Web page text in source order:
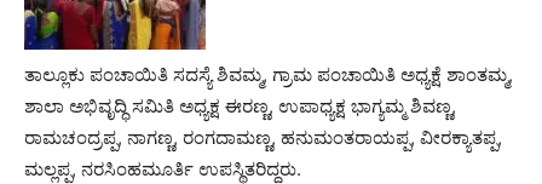
ತಾಲ್ಲೂಕು ಪಂಚಾಯಿತಿ ಸದಸ್ಯೆ ಶಿವಮ್ಮ, ಗ್ರಾಮ ಪಂಚಾಯಿತಿ ಅಧ್ಯಕ್ಷೆ ಶಾಂತಮ್ಮ,
ಶಾಲಾ ಅಭಿವೃದ್ಧಿ ಸಮಿತಿ ಅಧ್ಯಕ್ಷ ಈರಣ್ಣ, ಉಪಾಧ್ಯಕ್ಷ ಭಾಗ್ಯಮ್ಮ ಶಿವಣ್ಣ,
ರಾಮಚಂದ್ರಪ್ಪ, ನಾಗಣ್ಣ, ರಂಗದಾಮಣ್ಣ, ಹನುಮಂತರಾಯಪ್ಪ, ವೀರಕ್ಯಾತಪ್ಪ,
ಮಲ್ಲಪ್ಪ, ನರಸಿಂಹಮೂರ್ತಿ ಉಪಸ್ಥಿತರಿದ್ದರು.